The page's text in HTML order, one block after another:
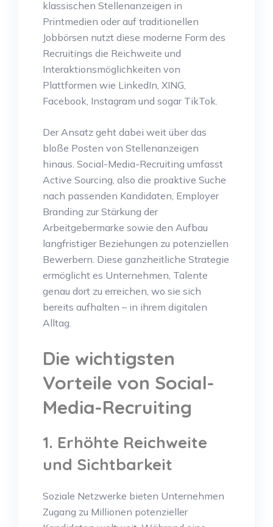
klassischen Stellenanzeigen in
Printmedien oder auf traditionellen
Jobbörsen nutzt diese moderne Form des
Recruitings die Reichweite und
Interaktionsmöglichkeiten von
Plattformen wie LinkedIn, XING,
Facebook, Instagram und sogar TikTok.
Der Ansatz geht dabei weit über das
bloße Posten von Stellenanzeigen
hinaus. Social-Media-Recruiting umfasst
Active Sourcing, also die proaktive Suche
nach passenden Kandidaten, Employer
Branding zur Stärkung der
Arbeitgebermarke sowie den Aufbau
langfristiger Beziehungen zu potenziellen
Bewerbern. Diese ganzheitliche Strategie
ermöglicht es Unternehmen, Talente
genau dort zu erreichen, wo sie sich
bereits aufhalten – in ihrem digitalen
Alltag.
Die wichtigsten
Vorteile von Social-
Media-Recruiting
1. Erhöhte Reichweite
und Sichtbarkeit
Soziale Netzwerke bieten Unternehmen
Zugang zu Millionen potenzieller